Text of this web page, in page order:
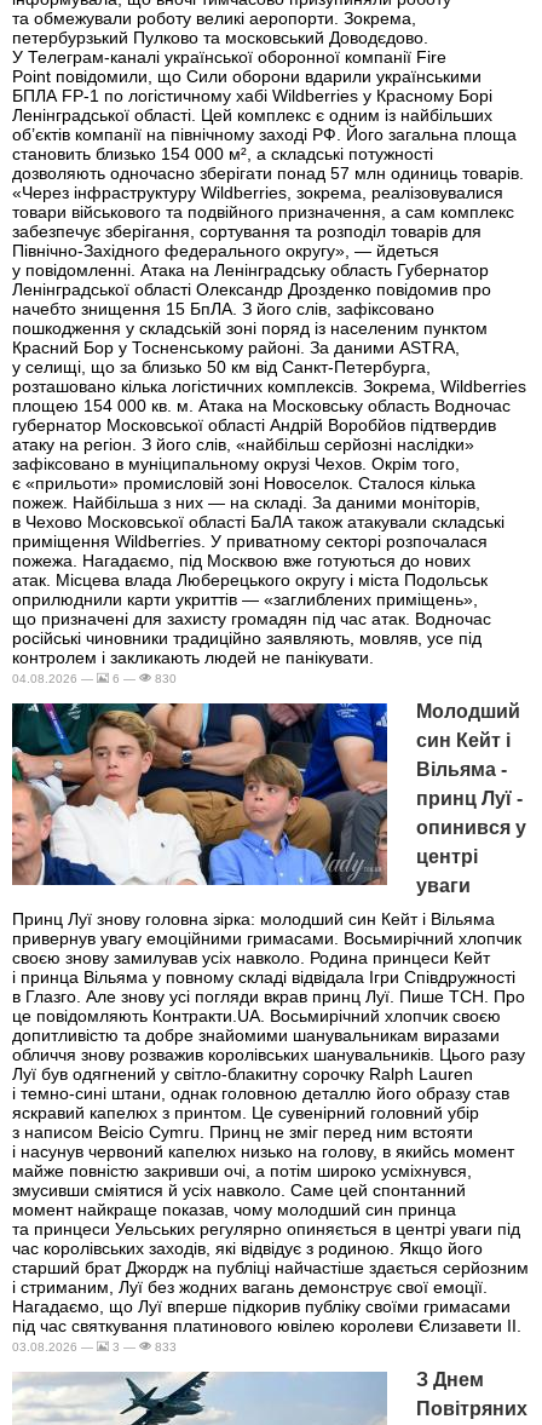
та обмежували роботу великі аеропорти. Зокрема,
петербурзький Пулково та московський Доводєдово.
У Телеграм-каналі української оборонної компанії Fire
Point повідомили, що Сили оборони вдарили українськими
БПЛА FP-1 по логістичному хабі Wildberries у Красному Борі
Ленінградської області. Цей комплекс є одним із найбільших
об’єктів компанії на північному заході РФ. Його загальна площа
становить близько 154 000 м², а складські потужності
дозволяють одночасно зберігати понад 57 млн одиниць товарів.
«Через інфраструктуру Wildberries, зокрема, реалізовувалися
товари військового та подвійного призначення, а сам комплекс
забезпечує зберігання, сортування та розподіл товарів для
Північно-Західного федерального округу», — йдеться
у повідомленні. Атака на Ленінградську область Губернатор
Ленінградської області Олександр Дрозденко повідомив про
начебто знищення 15 БпЛА. З його слів, зафіксовано
пошкодження у складській зоні поряд із населеним пунктом
Красний Бор у Тосненському районі. За даними ASTRA,
у селищі, що за близько 50 км від Санкт-Петербурга,
розташовано кілька логістичних комплексів. Зокрема, Wildberries
площею 154 000 кв. м. Атака на Московську область Водночас
губернатор Московської області Андрій Воробйов підтвердив
атаку на регіон. З його слів, «найбільш серйозні наслідки»
зафіксовано в муніципальному окрузі Чехов. Окрім того,
є «прильоти» промисловій зоні Новоселок. Сталося кілька
пожеж. Найбільша з них — на складі. За даними моніторів,
в Чехово Московської області БаЛА також атакували складські
приміщення Wildberries. У приватному секторі розпочалася
пожежа. Нагадаємо, під Москвою вже готуються до нових
атак. Місцева влада Люберецького округу і міста Подольськ
оприлюднили карти укриттів — «заглиблених приміщень»,
що призначені для захисту громадян під час атак. Водночас
російські чиновники традиційно заявляють, мовляв, усе під
контролем і закликають людей не панікувати.
04.08.2026 — 6 — 830
Молодший
син Кейт і
Вільяма -
принц Луї -
опинився у
центрі
уваги
Принц Луї знову головна зірка: молодший син Кейт і Вільяма
привернув увагу емоційними гримасами. Восьмирічний хлопчик
своєю знову замилував усіх навколо. Родина принцеси Кейт
і принца Вільяма у повному складі відвідала Ігри Співдружності
в Глазго. Але знову усі погляди вкрав принц Луї. Пише ТСН. Про
це повідомляють Контракти.UA. Восьмирічний хлопчик своєю
допитливістю та добре знайомими шанувальникам виразами
обличчя знову розважив королівських шанувальників. Цього разу
Луї був одягнений у світло-блакитну сорочку Ralph Lauren
і темно-сині штани, однак головною деталлю його образу став
яскравий капелюх з принтом. Це сувенірний головний убір
з написом Beicio Cymru. Принц не зміг перед ним встояти
і насунув червоний капелюх низько на голову, в якийсь момент
майже повністю закривши очі, а потім широко усміхнувся,
змусивши сміятися й усіх навколо. Саме цей спонтанний
момент найкраще показав, чому молодший син принца
та принцеси Уельських регулярно опиняється в центрі уваги під
час королівських заходів, які відвідує з родиною. Якщо його
старший брат Джордж на публіці найчастіше здається серйозним
і стриманим, Луї без жодних вагань демонструє свої емоції.
Нагадаємо, що Луї вперше підкорив публіку своїми гримасами
під час святкування платинового ювілею королеви Єлизавети II.
03.08.2026 — 3 — 833
З Днем
Повітряних